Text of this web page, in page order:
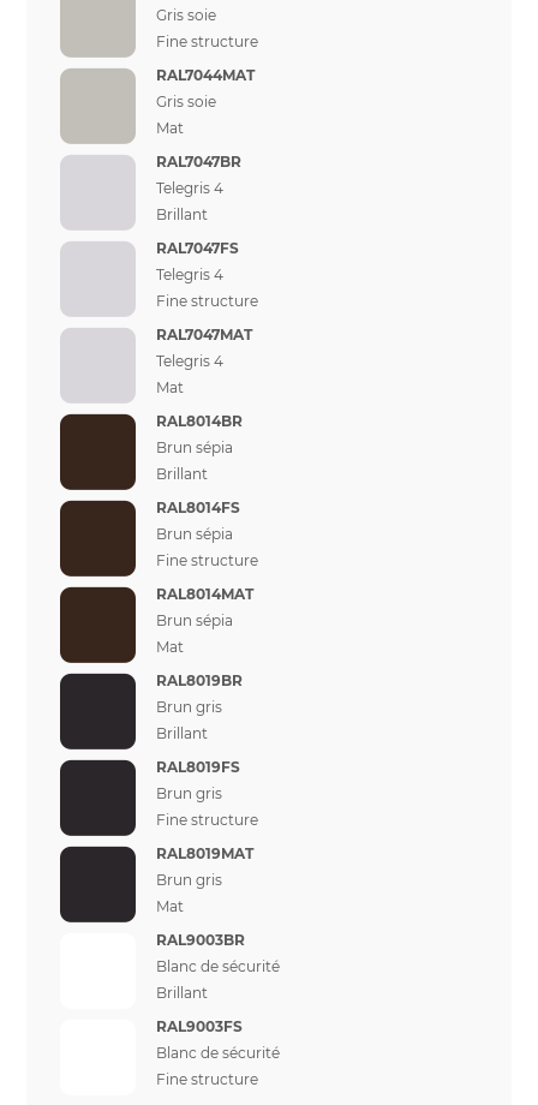
Gris soie
Fine structure
RAL7044MAT
Gris soie
Mat
RAL7047BR
Telegris 4
Brillant
RAL7047FS
Telegris 4
Fine structure
RAL7047MAT
Telegris 4
Mat
RAL8014BR
Brun sépia
Brillant
RAL8014FS
Brun sépia
Fine structure
RAL8014MAT
Brun sépia
Mat
RAL8019BR
Brun gris
Brillant
RAL8019FS
Brun gris
Fine structure
RAL8019MAT
Brun gris
Mat
RAL9003BR
Blanc de sécurité
Brillant
RAL9003FS
Blanc de sécurité
Fine structure